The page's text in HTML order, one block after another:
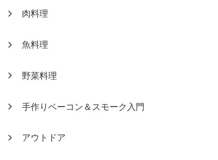
肉料理
魚料理
野菜料理
手作りベーコン＆スモーク入門
アウトドア